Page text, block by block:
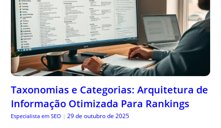
Taxonomias e Categorias: Arquitetura de
Informação Otimizada Para Rankings
Especialista em SEO | 29 de outubro de 2025